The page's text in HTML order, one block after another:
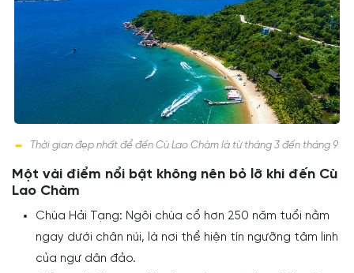
Thời gian đẹp nhất để đến Cù Lao Chàm là từ tháng 3 đến tháng 9
Một vài điểm nổi bật không nên bỏ lỡ khi đến Cù
Lao Chàm
Chùa Hải Tạng: Ngôi chùa cổ hơn 250 năm tuổi nằm
ngay dưới chân núi, là nơi thể hiện tín ngưỡng tâm linh
của ngư dân đảo.